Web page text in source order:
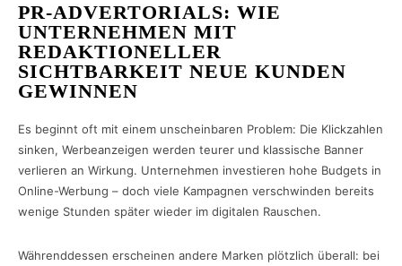
PR-ADVERTORIALS: WIE
UNTERNEHMEN MIT
REDAKTIONELLER
SICHTBARKEIT NEUE KUNDEN
GEWINNEN
Es beginnt oft mit einem unscheinbaren Problem: Die Klickzahlen
sinken, Werbeanzeigen werden teurer und klassische Banner
verlieren an Wirkung. Unternehmen investieren hohe Budgets in
Online-Werbung – doch viele Kampagnen verschwinden bereits
wenige Stunden später wieder im digitalen Rauschen.
Währenddessen erscheinen andere Marken plötzlich überall: bei